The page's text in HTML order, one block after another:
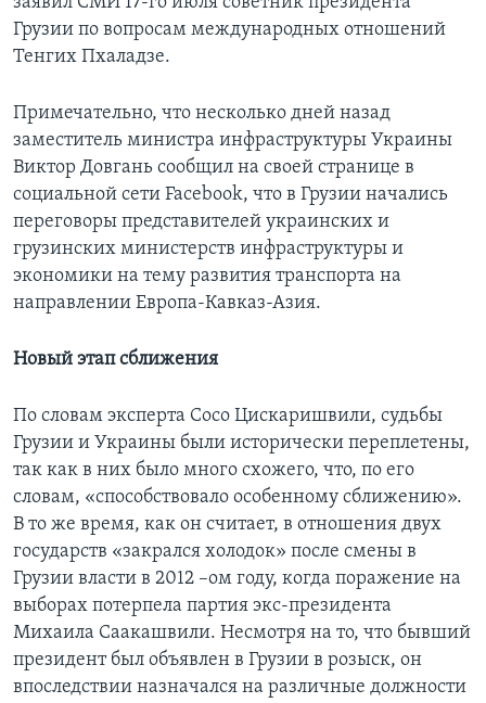
Грузии по вопросам международных отношений
Тенгих Пхаладзе.
Примечательно, что несколько дней назад
заместитель министра инфраструктуры Украины
Виктор Довгань сообщил на своей странице в
социальной сети Facebook, что в Грузии начались
переговоры представителей украинских и
грузинских министерств инфраструктуры и
экономики на тему развития транспорта на
направлении Европа-Кавказ-Азия.
Новый этап сближения
По словам эксперта Сосо Цискаришвили, судьбы
Грузии и Украины были исторически переплетены,
так как в них было много схожего, что, по его
словам, «способствовало особенному сближению».
В то же время, как он считает, в отношения двух
государств «закрался холодок» после смены в
Грузии власти в 2012 –ом году, когда поражение на
выборах потерпела партия экс-президента
Михаила Саакашвили. Несмотря на то, что бывший
президент был объявлен в Грузии в розыск, он
впоследствии назначался на различные должности